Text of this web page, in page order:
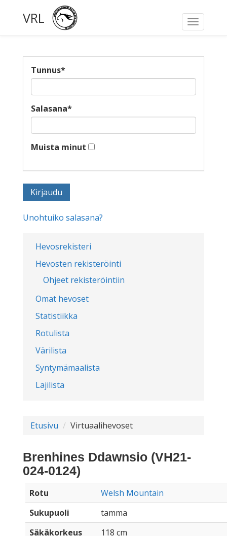
Toggle
VRL
Hevosrekisteri
Hevosten rekisteröinti
Ohjeet rekisteröintiin
Omat hevoset
Statistiikka
Rotulista
Värilista
Syntymämaalista
Lajilista
Tunnus*
Salasana*
Muista minut
Unohtuiko salasana?
Etusivu Virtuaalihevoset
Brenhines Ddawnsio (VH21-
024-0124)
Rotu
Welsh Mountain
Sukupuoli
tamma
Säkäkorkeus
118 cm